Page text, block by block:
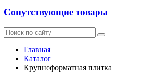
Сопутствующие товары
Главная
Каталог
Крупноформатная плитка